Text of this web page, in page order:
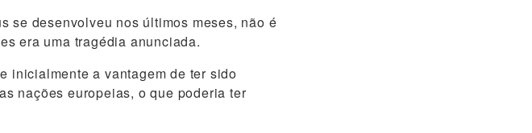
se desenvolveu nos últimos meses, não é
era uma tragédia anunciada.
inicialmente a vantagem de ter sido
nações europeias, o que poderia ter